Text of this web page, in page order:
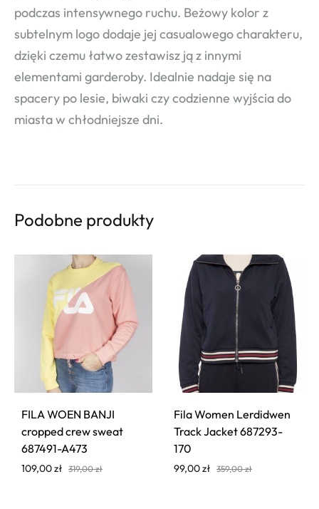
podczas intensywnego ruchu. Beżowy kolor z
subtelnym logo dodaje jej casualowego charakteru,
dzięki czemu łatwo zestawisz ją z innymi
elementami garderoby. Idealnie nadaje się na
spacery po lesie, biwaki czy codzienne wyjścia do
miasta w chłodniejsze dni.
Podobne produkty
FILA WOEN BANJI
cropped crew sweat
687491-A473
109,00zł 319,00zł
Fila Women Lerdidwen
Track Jacket 687293-
170
99,00zł 359,00zł